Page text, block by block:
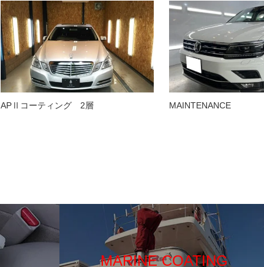
APⅡコーティング 2層 MAINTENANCE
MARINE COATING